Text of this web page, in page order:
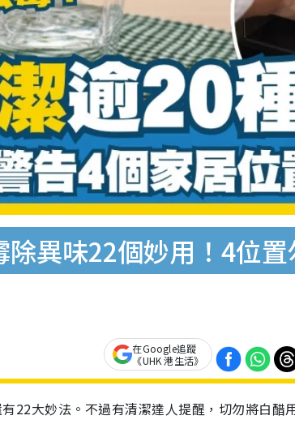
異味22個妙用！4位
在Google追蹤
《UHK 港生活》
22大妙法。不過有清潔達人提醒，切勿將白醋